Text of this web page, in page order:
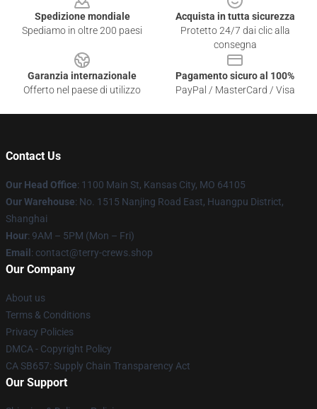
Spedizione mondiale
Spediamo in oltre 200 paesi
Acquista in tutta sicurezza
Protetto 24/7 dai clic alla
consegna
Garanzia internazionale
Offerto nel paese di utilizzo
Pagamento sicuro al 100%
PayPal / MasterCard / Visa
Contact Us
Our Head Office: 1100 Main St, Kansas City, MO 64105
Our Warehouse: No. 1515 Nanjing Road East, Huangpu District,
Shanghai
Hour: 9AM – 5PM (Mon – Fri)
Email : contact@terry-crews.shop
Our Company
About us
Terms & Conditions
Privacy Policies
DMCA - Copyright Policy
CA SB657: Supply Chain Transparency Act
Our Support